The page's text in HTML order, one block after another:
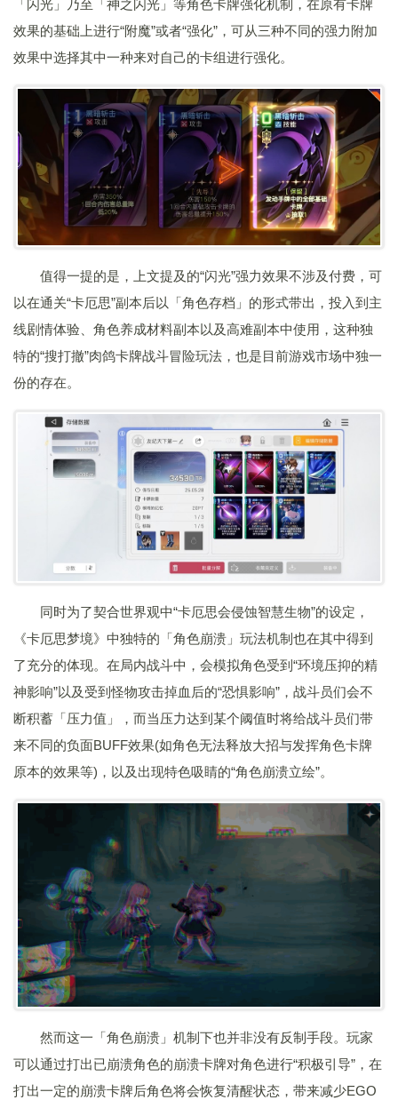
「闪光」乃至「神之闪光」等角色卡牌强化机制，在原有卡牌
效果的基础上进行“附魔”或者“强化”，可从三种不同的强力附加
效果中选择其中一种来对自己的卡组进行强化。
值得一提的是，上文提及的“闪光”强力效果不涉及付费，可
以在通关“卡厄思”副本后以「角色存档」的形式带出，投入到主
线剧情体验、角色养成材料副本以及高难副本中使用，这种独
特的“搜打撤”肉鸽卡牌战斗冒险玩法，也是目前游戏市场中独一
份的存在。
同时为了契合世界观中“卡厄思会侵蚀智慧生物”的设定，
《卡厄思梦境》中独特的「角色崩溃」玩法机制也在其中得到
了充分的体现。在局内战斗中，会模拟角色受到“环境压抑的精
神影响”以及受到怪物攻击掉血后的“恐惧影响”，战斗员们会不
断积蓄「压力值」，而当压力达到某个阈值时将给战斗员们带
来不同的负面BUFF效果(如角色无法释放大招与发挥角色卡牌
原本的效果等)，以及出现特色吸睛的“角色崩溃立绘”。
然而这一「角色崩溃」机制下也并非没有反制手段。玩家
可以通过打出已崩溃角色的崩溃卡牌对角色进行“积极引导”，在
打出一定的崩溃卡牌后角色将会恢复清醒状态，带来减少EGO